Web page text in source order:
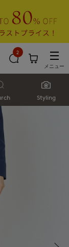
2
メニュー
Styling